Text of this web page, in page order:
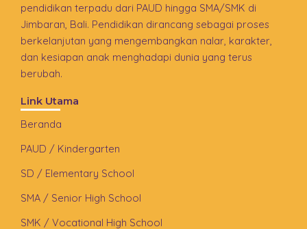
pendidikan terpadu dari PAUD hingga SMA/SMK di
Jimbaran, Bali. Pendidikan dirancang sebagai proses
berkelanjutan yang mengembangkan nalar, karakter,
dan kesiapan anak menghadapi dunia yang terus
berubah.
Link Utama
Beranda
PAUD / Kindergarten
SD / Elementary School
SMA / Senior High School
SMK / Vocational High School